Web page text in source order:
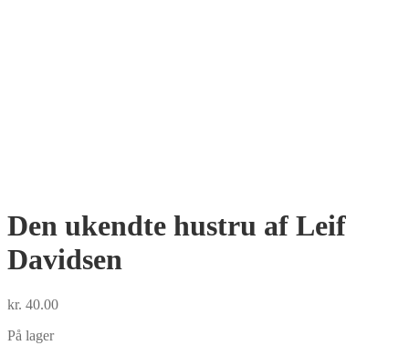
Den ukendte hustru af Leif
Davidsen
kr. 40.00
På lager